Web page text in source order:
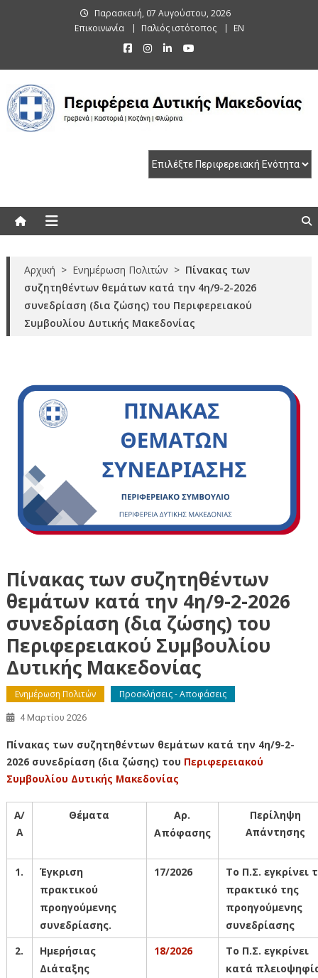
Παρασκευή, 07 Αυγούστου, 2026
Επικοινωνία
Παλιός ιστότοπος EN
Αρχική > Ενημέρωση Πολιτών > Πίνακας των
συζητηθέντων θεμάτων κατά την 4η/9-2-2026
συνεδρίαση (δια ζώσης) του Περιφερειακού
Συμβουλίου Δυτικής Μακεδονίας
Πίνακας των συζητηθέντων
θεμάτων κατά την 4η/9-2-2026
συνεδρίαση (δια ζώσης) του
Περιφερειακού Συμβουλίου
Δυτικής Μακεδονίας
Ενημέρωση Πολιτών Προσκλήσεις - Αποφάσεις
4 Μαρτίου 2026
Πίνακας των συζητηθέντων θεμάτων κατά την 4η/9-2-
2026 συνεδρίαση (δια ζώσης) του Περιφερειακού
Συμβουλίου Δυτικής Μακεδονίας
Α/
Α
Θέματα
Αρ.
Απόφασης
Περίληψη
Απάντησης
1.
Έγκριση
πρακτικού
προηγούμενης
συνεδρίασης.
17/2026
Το Π.Σ. εγκρίνει
πρακτικό της
προηγούμενης
συνεδρίασης
2.
Ημερήσιας
Διάταξης
18/2026
Το Π.Σ. εγκρίνει
κατά